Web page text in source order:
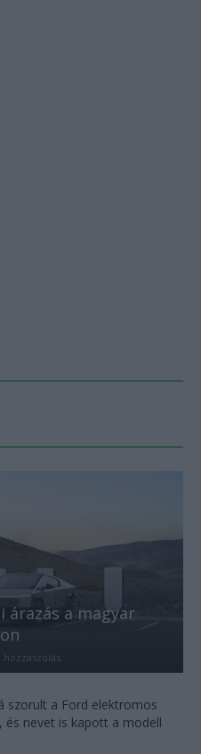
árazás a magyar
hozzászólás
szorult a Ford elektromos
és nevet is kapott a modell